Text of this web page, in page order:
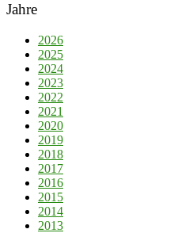
Jahre
2026
2025
2024
2023
2022
2021
2020
2019
2018
2017
2016
2015
2014
2013